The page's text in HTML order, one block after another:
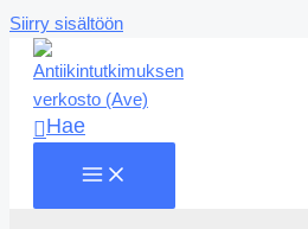
Siirry sisältöön
Hae